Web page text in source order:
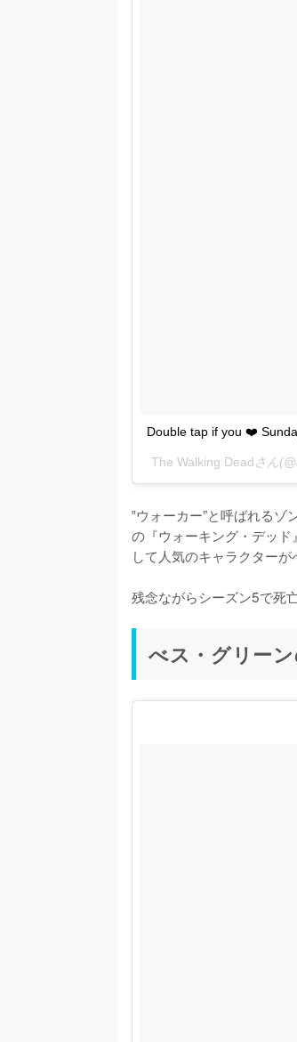
Double tap if you ❤️
The Walking Deadさん
‟ウォーカー”と呼ばれる
の『ウォーキング・デッ
して人気のキャラクターが
残念ながらシーズン5で死
べス・グリー